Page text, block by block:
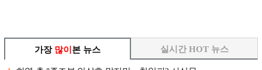
가장 많이 본 뉴스 실시간 HOT 뉴스